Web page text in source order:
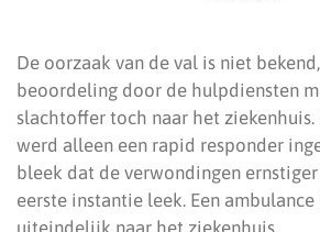
De oorzaak van de val is niet
beoordeling door de hulpdiensten
slachtoffer toch naar het
werd alleen een rapid responder
bleek dat de verwondingen
eerste instantie leek. Een